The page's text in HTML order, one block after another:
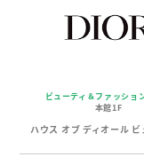
ビューティ＆ファッショ
本館1F
ハウス オブ ディオール ビ